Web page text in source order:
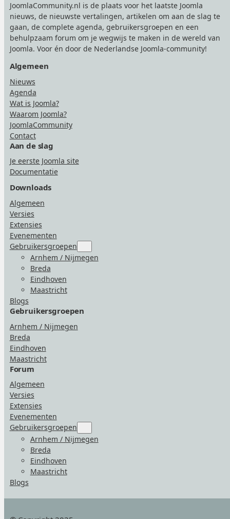
JoomlaCommunity.nl is de plaats voor het laatste Joomla
nieuws, de nieuwste vertalingen, artikelen om aan de slag te
gaan, de complete agenda, gebruikersgroepen en een
behulpzaam forum om je wegwijs te maken in de wereld van
Joomla. Voor én door de Nederlandse Joomla-community!
Algemeen
Nieuws
Agenda
Wat is Joomla?
Waarom Joomla?
JoomlaCommunity
Contact
Aan de slag
Je eerste Joomla site
Documentatie
Downloads
Algemeen
Versies
Extensies
Evenementen
Gebruikersgroepen
for
“Gebruikersgroepen”
Arnhem / Nijmegen
Breda
Eindhoven
Maastricht
Blogs
Gebruikersgroepen
Arnhem / Nijmegen
Breda
Eindhoven
Maastricht
Forum
Algemeen
Versies
Extensies
Evenementen
Gebruikersgroepen
for
“Gebruikersgroepen”
Arnhem / Nijmegen
Breda
Eindhoven
Maastricht
Blogs